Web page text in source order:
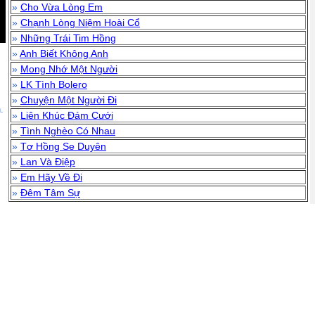
» Cho Vừa Lòng Em
» Chạnh Lòng Niệm Hoài Cổ
» Những Trái Tim Hồng
»Anh Biết Không Anh
» Mong Nhớ Một Người
» LK Tình Bolero
» Chuyện Một Người Đi
» Liên Khúc Đám Cưới
» Tình Nghèo Có Nhau
» Tơ Hồng Se Duyên
» Lan Và Điệp
» Em Hãy Về Đi
» Đêm Tâm Sự